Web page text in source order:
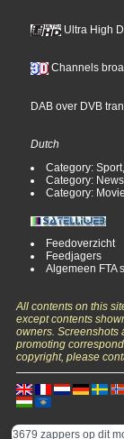
Ultra High
Channels
DAB over DVB
Dutch
Category:
Category:
Category:
Feedoverzicht
Feedjagers
Algemeen FTA
All contents on this
except contents
owners. Screenshots
promoting
copyright, please
3679 zappers op dit